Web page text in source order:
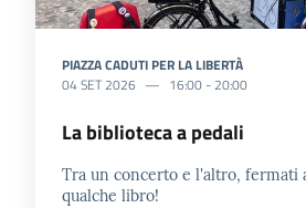
PIAZZA CADUTI PER LA LIBERTÀ
04 SET 2026
16:00 - 20:00
La biblioteca a pedali
Tra un concerto e l'altro, fermati
qualche libro!